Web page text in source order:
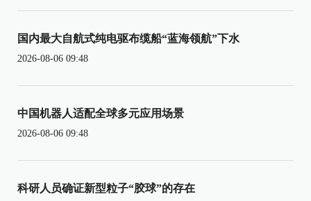
国内最大自航式纯电驱布缆船“蓝海领航”下水
2026-08-06 09:48
中国机器人适配全球多元应用场景
2026-08-06 09:48
科研人员确证新型粒子“胶球”的存在